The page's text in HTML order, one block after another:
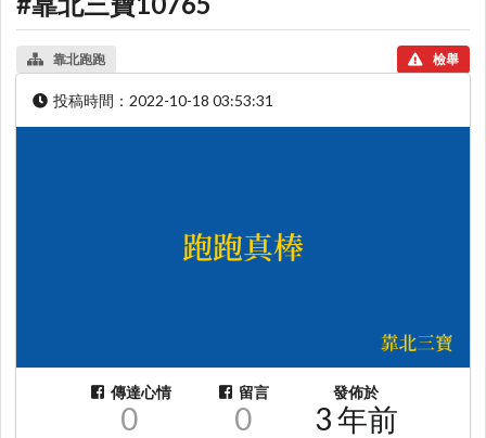
靠北跑跑 檢舉
投稿時間： 2022-10-18 03:53:31
傳達心情
0
留言
0
發佈於
3 年前